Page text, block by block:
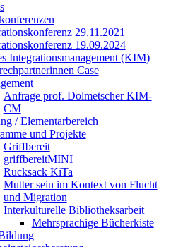
29.11.2021
19.09.2024
Integrationsmanagement (KIM)
Case
Anfrage prof. Dolmetscher KIM-
CM
/ Elementarbereich
und Projekte
Griffbereit
griffbereitMINI
Rucksack KiTa
Mutter sein im Kontext von Flucht
und Migration
Interkulturelle Bibliotheksarbeit
Mehrsprachige Bücherkiste